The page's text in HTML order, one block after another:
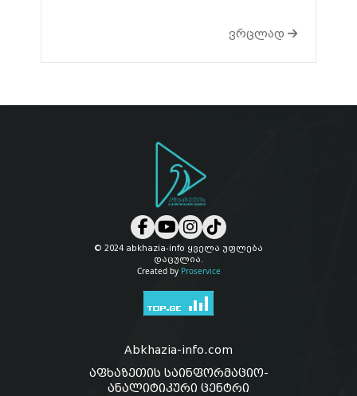
ვრცლად
© 2024 abkhazia-info ყველა უფლება
დაცულია.
Created by Proservice
Abkhazia-info.com
აფხაზეთის საინფორმაციო-
ანალიტიკური ცენტრი